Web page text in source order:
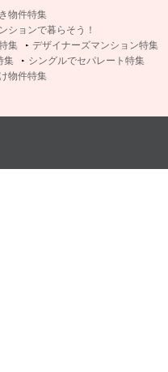
物件特集
ションで暮らそう！
集
デザイナーズマンション特集
集
シングルでセパレート特集
物件特集